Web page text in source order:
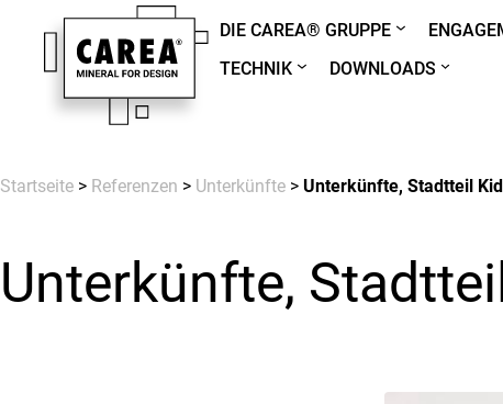
DIE CAREA® GRUPPE
TECHNIK
DOWNLOADS
Startseite > Referenzen > Unterkünfte > Unterkünfte, Stadtteil
Unterkünfte,